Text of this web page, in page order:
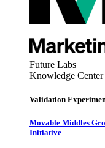
Future Labs
Knowledge Center
Validation
Movable Middles
Initiative